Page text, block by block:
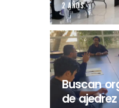
2 AÑOS.
Buscan
de